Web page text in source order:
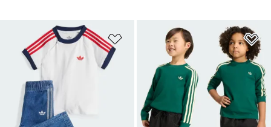
Añadir a la lista de deseos